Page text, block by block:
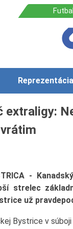
Reprezentácia
-
strelec
už